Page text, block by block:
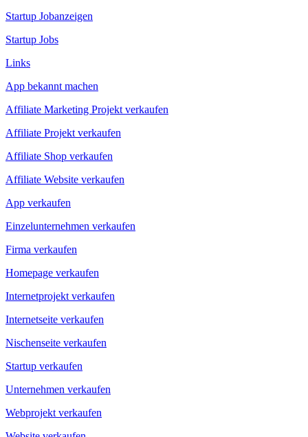
Startup Jobanzeigen
Startup Jobs
Links
App bekannt machen
Affiliate Marketing Projekt verkaufen
Affiliate Projekt verkaufen
Affiliate Shop verkaufen
Affiliate Website verkaufen
App verkaufen
Einzelunternehmen verkaufen
Firma verkaufen
Homepage verkaufen
Internetprojekt verkaufen
Internetseite verkaufen
Nischenseite verkaufen
Startup verkaufen
Unternehmen verkaufen
Webprojekt verkaufen